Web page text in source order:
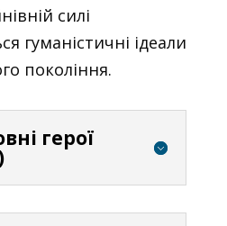
силі
гуманістичні ідеали
покоління.
герої